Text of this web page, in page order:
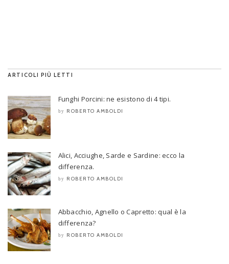
ARTICOLI PIÙ LETTI
Funghi Porcini: ne esistono di 4 tipi.
by ROBERTO AMBOLDI
Alici, Acciughe, Sarde e Sardine: ecco la
differenza.
by ROBERTO AMBOLDI
Abbacchio, Agnello o Capretto: qual è la
differenza?
by ROBERTO AMBOLDI